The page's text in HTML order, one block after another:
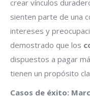
crear vínculos
sienten parte de una
intereses y
demostrado que los
dispuestos a pagar
tienen un propósito
Casos de éxito: